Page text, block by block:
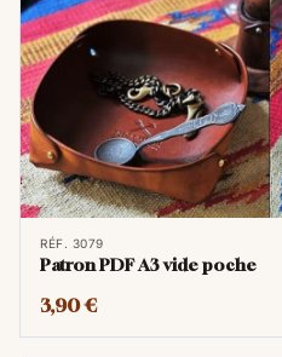
RÉF. 3079
Patron PDF A3 vide poche
3,90 €